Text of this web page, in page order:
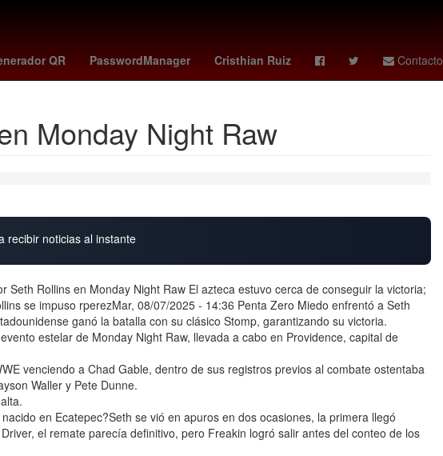
QR PasswordManager Cristhian Ruiz Contacto
de marzo Agresión Empresa Puebla de Zaragoza
Monday Night Raw
recibir noticias al instante
Seth Rollins en Monday Night Raw El azteca estuvo cerca de conseguir la victoria;
se impuso rperezMar, 08/07/2025 - 14:36 Penta Zero Miedo enfrentó a Seth
ganó la batalla con su clásico Stomp, garantizando su victoria.
estelar de Monday Night Raw, llevada a cabo en Providence, capital de
venciendo a Chad Gable, dentro de sus registros previos al combate ostentaba
Waller y Pete Dunne.
en Ecatepec?Seth se vió en apuros en dos ocasiones, la primera llegó
el remate parecía definitivo, pero Freakin logró salir antes del conteo de los